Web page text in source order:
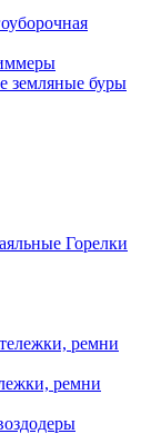
земляные буры
Горелки
ремни